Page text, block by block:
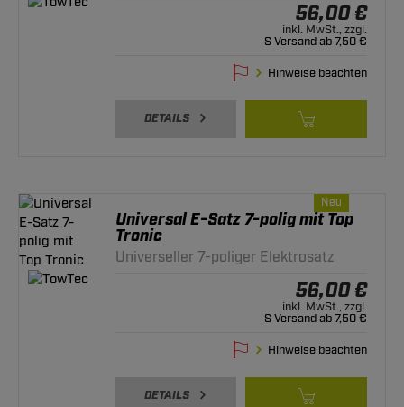
56,00 €
inkl. MwSt., zzgl.
S Versand ab 7,50 €
Hinweise beachten
DETAILS
Neu
Universal E-Satz 7-polig mit Top
Tronic
Universeller 7-poliger Elektrosatz
56,00 €
inkl. MwSt., zzgl.
S Versand ab 7,50 €
Hinweise beachten
DETAILS